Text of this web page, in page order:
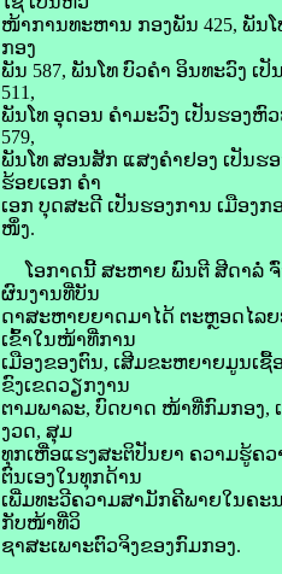
ໜ້າການທະຫານ ກອງພັນ 425, ພັນ
ກອງ
ພັນ 587, ພັນໂທ ບົວຄໍາ ອິນທະວົງ
511,
ພັນໂທ ອຸດອນ ຄໍາມະວົງ ເປັນຮອງຫົ
579,
ພັນໂທ ສອນສັກ ແສງຄໍາຢອງ ເປັນຮ
ຮ້ອຍເອກ ຄໍາ
ເອກ ບຸດສະດີ ເປັນຮອງການ ເມືອ
ໜຶ່ງ.
ໂອກາດນີ້ ສະຫາຍ ພົນຕີ ສີດາລໍ່ ຈົ່
ຜົນງານທີ່ບັນ
ດາສະຫາຍຍາດມາໄດ້ ຕະຫຼອດໄລ
ເຂົ້າໃນໜ້າທີ່ການ
ເມືອງຂອງຕົນ, ເສີມຂະຫຍາຍມູນເ
ຂົງເຂດວຽກງານ
ຕາມພາລະ, ບົດບາດ ໜ້າທີ່ກົມກອງ,
ງວດ, ສຸມ
ທຸກເຫື່ອແຮງສະຕິປັນຍາ ຄວາມຮູ້ຄ
ຕົນເອງໃນທຸກດ້ານ
ເພີ່ມທະວີຄວາມສາມັກຄີພາຍໃນຄ
ກັບໜ້າທີ່ວິ
ຊາສະເພາະຕົວຈິງຂອງກົມກອງ.